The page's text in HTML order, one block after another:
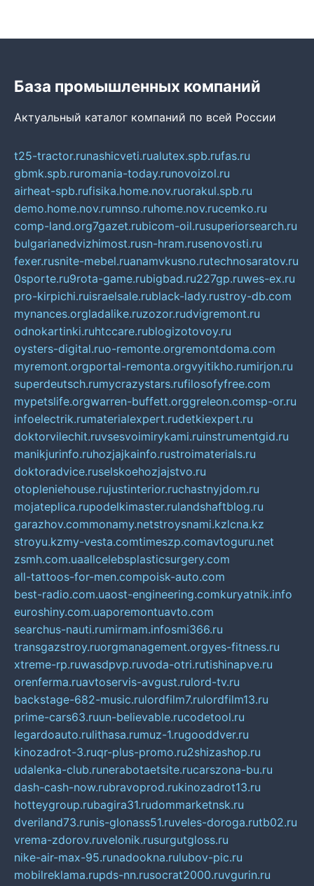
База промышленных компаний
Актуальный каталог компаний по всей России
t25-tractor.runashicveti.rualutex.spb.rufas.ru
gbmk.spb.ruromania-today.runovoizol.ru
airheat-spb.rufisika.home.nov.ruorakul.spb.ru
demo.home.nov.rumnso.ruhome.nov.rucemko.ru
comp-land.org7gazet.rubicom-oil.rusuperiorsearch.ru
bulgarianedvizhimost.rusn-hram.rusenovosti.ru
fexer.rusnite-mebel.ruanamvkusno.rutechnosaratov.ru
0sporte.ru9rota-game.rubigbad.ru227gp.ruwes-ex.ru
pro-kirpichi.ruisraelsale.rublack-lady.rustroy-db.com
mynances.orgladalike.ruzozor.rudvigremont.ru
odnokartinki.ruhtccare.rublogizotovoy.ru
oysters-digital.ruo-remonte.orgremontdoma.com
myremont.orgportal-remonta.orgvyitikho.rumirjon.ru
superdeutsch.rumycrazystars.rufilosofyfree.com
mypetslife.orgwarren-buffett.orggreleon.comsp-or.ru
infoelectrik.rumaterialexpert.rudetkiexpert.ru
doktorvilechit.ruvsesvoimirykami.ruinstrumentgid.ru
manikjurinfo.ruhozjajkainfo.rustroimaterials.ru
doktoradvice.ruselskoehozjajstvo.ru
otopleniehouse.rujustinterior.ruchastnyjdom.ru
mojateplica.rupodelkimaster.rulandshaftblog.ru
garazhov.commonamy.netstroysnami.kzlcna.kz
stroyu.kzmy-vesta.comtimeszp.comavtoguru.net
zsmh.com.uaallcelebsplasticsurgery.com
all-tattoos-for-men.compoisk-auto.com
best-radio.com.uaost-engineering.comkuryatnik.info
euroshiny.com.uaporemontuavto.com
searchus-nauti.rumirmam.infosmi366.ru
transgazstroy.ruorgmanagement.orgyes-fitness.ru
xtreme-rp.ruwasdpvp.ruvoda-otri.rutishinapve.ru
orenferma.ruavtoservis-avgust.rulord-tv.ru
backstage-682-music.rulordfilm7.rulordfilm13.ru
prime-cars63.ruun-believable.rucodetool.ru
legardoauto.rulithasa.rumuz-1.rugooddver.ru
kinozadrot-3.ruqr-plus-promo.ru2shizashop.ru
udalenka-club.runerabotaetsite.rucarszona-bu.ru
dash-cash-now.rubravoprod.rukinozadrot13.ru
hotteygroup.rubagira31.rudommarketnsk.ru
dveriland73.runis-glonass51.ruveles-doroga.rutb02.ru
vrema-zdorov.ruvelonik.rusurgutgloss.ru
nike-air-max-95.runadookna.rulubov-pic.ru
mobilreklama.rupds-nn.rusocrat2000.ruvgurin.ru